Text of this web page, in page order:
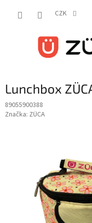
CZK
Lunchbox
89055900388
Značka: ZÜCA